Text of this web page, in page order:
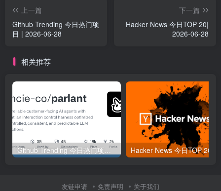
上一篇
Github Trending 今日热门项
目 | 2026-06-28
下一篇
Hacker News 今日TOP 20|
2026-06-28
相关推荐
Github Trending 今日热门项目 | 2025-09-06
友链申请 免责声明 关于我们